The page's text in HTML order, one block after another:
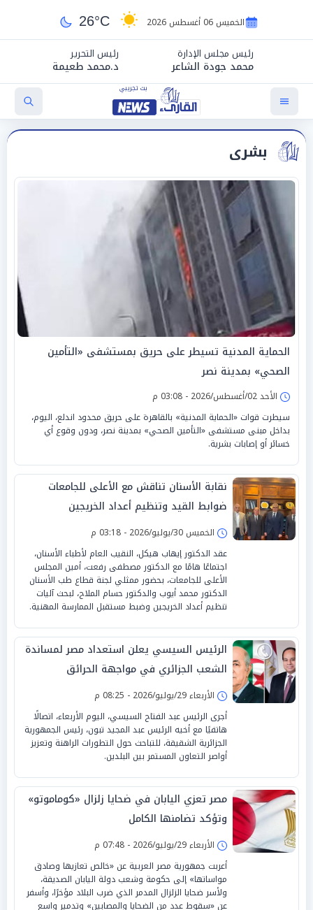
الخميس 06 أغسطس 2026 26°C
رئيس مجلس الإدارة
محمد جودة الشاعر
رئيس التحرير
د.محمد طعيمة
بشرى
الحماية المدنية تسيطر على حريق بمستشفى «التأمين
الصحي» بمدينة نصر
الأحد 02/أغسطس/2026 - 03:08 م
سيطرت قوات «الحماية المدنية» بالقاهرة على حريق محدود اندلع، اليوم،
بداخل مبنى مستشفى «التأمين الصحي» بمدينة نصر، ودون وقوع أي
خسائر أو إصابات بشرية.
نقابة الأسنان تناقش مع الأعلى للجامعات
ضوابط القيد وتنظيم أعداد الخريجين
الخميس 30/يوليو/2026 - 03:18 م
عقد الدكتور إيهاب هيكل، النقيب العام لأطباء الأسنان،
اجتماعًا هامًا مع الدكتور مصطفى رفعت، أمين المجلس
الأعلى للجامعات، بحضور ممثلي لجنة قطاع طب الأسنان
الدكتور محمد أيوب والدكتور حسام الملاح، لبحث آليات
تنظيم أعداد الخريجين وضبط مستقبل الممارسة المهنية.
الرئيس السيسي يعلن استعداد مصر لمساندة
الشعب الجزائري في مواجهة الحرائق
الأربعاء 29/يوليو/2026 - 08:25 م
أجرى الرئيس عبد الفتاح السيسي، اليوم الأربعاء، اتصالًا
هاتفيًا مع أخيه الرئيس عبد المجيد تبون، رئيس الجمهورية
الجزائرية الشقيقة، للتباحث حول التطورات الراهنة وتعزيز
أواصر التعاون المستمر بين البلدين.
مصر تعزي اليابان في ضحايا زلزال «كوماموتو»
وتؤكد تضامنها الكامل
الأربعاء 29/يوليو/2026 - 07:48 م
أعربت جمهورية مصر العربية عن «خالص تعازيها وصادق
مواساتها» إلى حكومة وشعب دولة اليابان الصديقة،
ولأسر ضحايا الزلزال المدمر الذي ضرب البلاد مؤخرًا، وأسفر
عن «سقوط عدد من الضحايا والمصابين» وتدمير واسع